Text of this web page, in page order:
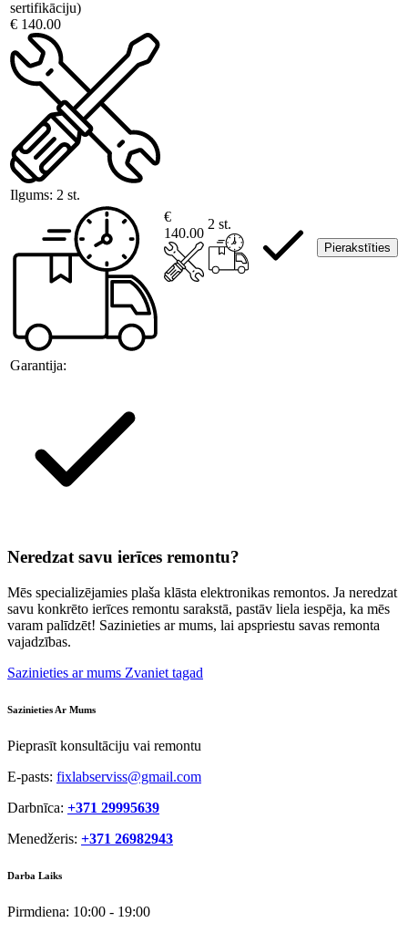
sertifikāciju)
€ 140.00
Ilgums: 2 st.
Garantija:
€
140.00
2 st.
Pierakstīties
Neredzat savu ierīces remontu?
Mēs specializējamies plaša klāsta elektronikas remontos. Ja neredzat
savu konkrēto ierīces remontu sarakstā, pastāv liela iespēja, ka mēs
varam palīdzēt! Sazinieties ar mums, lai apspriestu savas remonta
vajadzības.
Sazinieties ar mums Zvaniet tagad
Sazinieties Ar Mums
Pieprasīt konsultāciju vai remontu
E-pasts: fixlabserviss@gmail.com
Darbnīca: +371 29995639
Menedžeris: +371 26982943
Darba Laiks
Pirmdiena: 10:00 - 19:00